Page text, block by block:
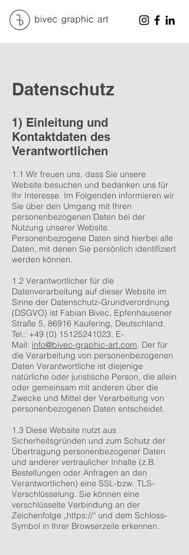
Datenschutz
1) Einleitung und
Kontaktdaten des
Verantwortlichen
1.1 Wir freuen uns, dass Sie unsere
Website besuchen und bedanken uns für
Ihr Interesse. Im Folgenden informieren wir
Sie über den Umgang mit Ihren
personenbezogenen Daten bei der
Nutzung unserer Website.
Personenbezogene Daten sind hierbei alle
Daten, mit denen Sie persönlich identifiziert
werden können.
1.2 Verantwortlicher für die
Datenverarbeitung auf dieser Website im
Sinne der Datenschutz-Grundverordnung
(DSGVO) ist Fabian Bivec, Epfenhausener
Straße 5, 86916 Kaufering, Deutschland,
Tel.: +49 (0) 15125241023, E-
Mail: info@bivec-graphic-art.com. Der für
die Verarbeitung von personenbezogenen
Daten Verantwortliche ist diejenige
natürliche oder juristische Person, die allein
oder gemeinsam mit anderen über die
Zwecke und Mittel der Verarbeitung von
personenbezogenen Daten entscheidet.
1.3 Diese Website nutzt aus
Sicherheitsgründen und zum Schutz der
Übertragung personenbezogener Daten
und anderer vertraulicher Inhalte (z.B.
Bestellungen oder Anfragen an den
Verantwortlichen) eine SSL-bzw. TLS-
Verschlüsselung. Sie können eine
verschlüsselte Verbindung an der
Zeichenfolge „https://“ und dem Schloss-
Symbol in Ihrer Browserzeile erkennen.